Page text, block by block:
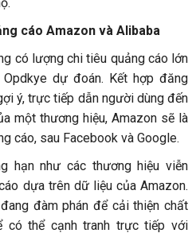
cáo Amazon và Alibaba
có lượng chi tiêu quảng cáo lớn
dự đoán. Kết hợp đăng
ý, trực tiếp dẫn người dùng đến
một thương hiệu, Amazon sẽ là
cáo, sau Facebook và Google.
hạn như các thương hiệu viễn
dựa trên dữ liệu của Amazon.
đàm phán để cải thiện chất
có thể cạnh tranh trực tiếp với